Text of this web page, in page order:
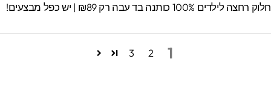
רחצה לילדים 100% כותנה בד עבה רק ₪89 | יש כפל מבצעים!
1
2
3